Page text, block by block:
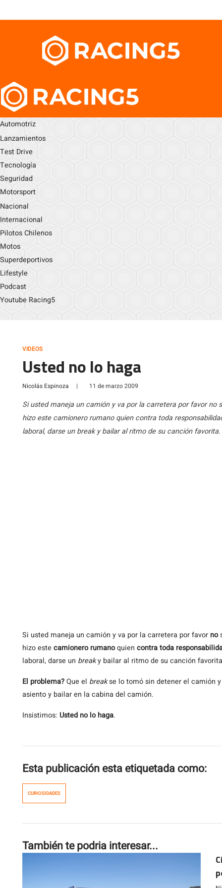
Automotriz
Lanzamientos
Test Drive
Tecnología
Seguridad
Motorsport
Nacional
Internacional
Pilotos Chilenos
Motos
Superdeportivos
Lifestyle
Podcast
Youtube Racing5
VIDEOS
Usted no lo haga
Nicolás Espinoza | 11 de marzo 2009
Si usted maneja un camión y va por la carretera por favor
hizo este camionero rumano quien contra toda
laboral, darse un break y bailar al ritmo de su canción
Si usted maneja un camión y va por la carretera por favor no
hizo este camionero rumanoquien contra toda
laboral, darse un breaky bailar al ritmo de su canción
El problema?Que el breakse lo tomó sin detener el camión
asiento y bailar en la cabina del camión.
Insistimos: Usted no lo haga.
Esta publicación esta etiquetada como:
CURIOSIDADES
También te podria interesar...